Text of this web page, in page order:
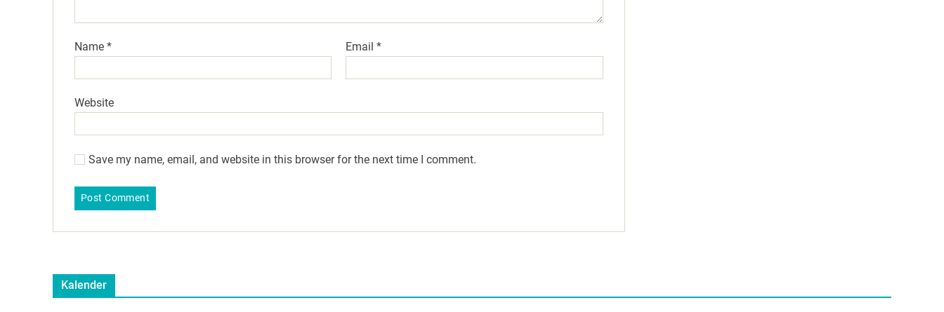
Name * Email*
Website
Save my name, email, and website in this browser for the next time I comment.
Kalender